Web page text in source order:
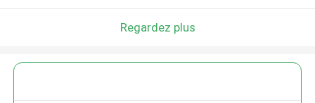
Regardez plus